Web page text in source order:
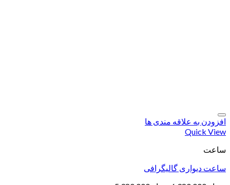
افزودن به علاقه مندی ها
Quick View
ساعت
ساعت دیواری گالیگرافی